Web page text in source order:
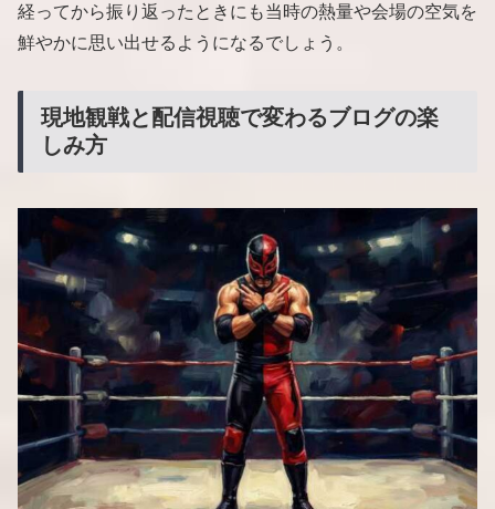
経ってから振り返ったときにも当時の熱量や会場の空気を
鮮やかに思い出せるようになるでしょう。
現地観戦と配信視聴で変わるブログの楽
しみ方